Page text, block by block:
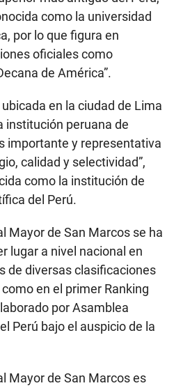
como la universidad
por lo que figura en
oficiales como
de América”.
en la ciudad de Lima
institución peruana de
importante y representativa
calidad y selectividad”,
como la institución de
del Perú.
Mayor de San Marcos se ha
lugar a nivel nacional en
de diversas clasificaciones
en el primer Ranking
por Asamblea
Perú bajo el auspicio de la
Mayor de San Marcos es